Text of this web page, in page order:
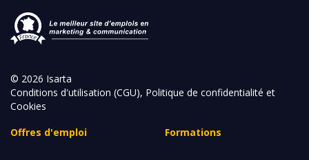
© 2026 Isarta
Conditions d'utilisation (CGU), Politique de confidentialité et
Cookies
Offres d'emploi
Formations